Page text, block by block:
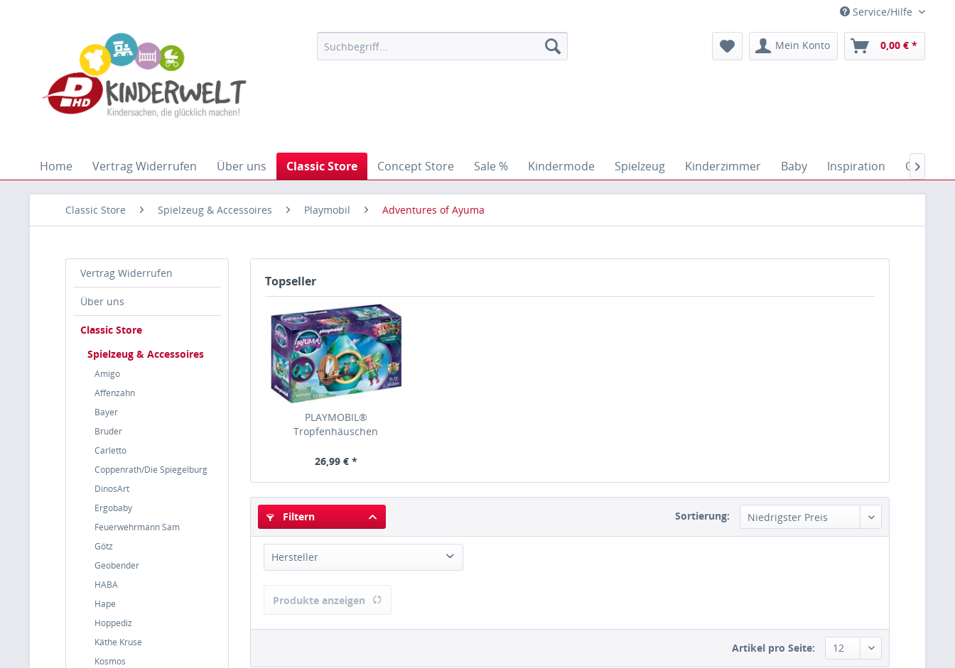
Service/Hilfe
Mein Konto 0,00 € *
Home Vertrag Widerrufen Über uns Classic Store Concept Store Sale % Kindermode Spielzeug Kinderzimmer Baby Inspiration Outdoor

Classic Store Spielzeug & Accessoires Playmobil Adventures of Ayuma
Vertrag Widerrufen
Über uns
Classic Store
Spielzeug & Accessoires
Amigo
Affenzahn
Bayer
Bruder
Carletto
Coppenrath/Die Spiegelburg
DinosArt
Ergobaby
Feuerwehrmann Sam
Götz
Geobender
HABA
Hape
Hoppediz
Käthe Kruse
Kosmos
Topseller
PLAYMOBIL®
Tropfenhäuschen
26,99 € *
Filtern Sortierung:
Hersteller
Produkte anzeigen
Artikel pro Seite: